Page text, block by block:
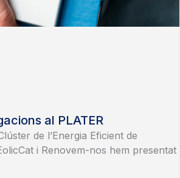
al PLATER
de l’Energia Eficient de
i Renovem-nos hem presentat